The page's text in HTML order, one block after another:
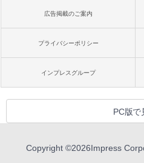
広告掲載のご案内
プライバシーポリシー
インプレスグループ
PC版で
Copyright ©2026Impress